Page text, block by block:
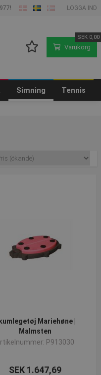
LOGGA IND
Varukorg
SEK0,00
Simning Tennis
Mariehøne |
Malmsten
P913030
SEK 1.647,69